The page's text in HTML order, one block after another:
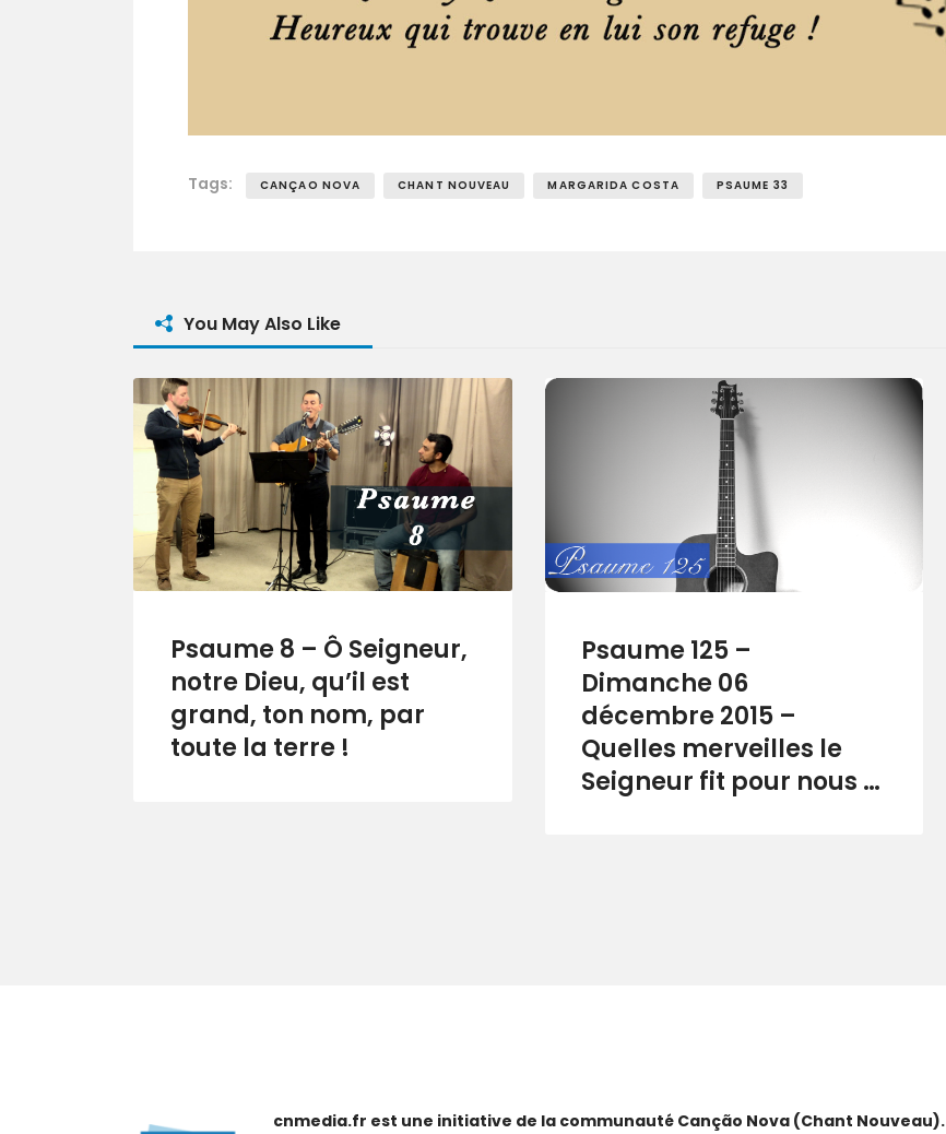
Tags: CANÇAO NOVA CHANT NOUVEAU MARGARIDA COSTA PSAUME 33
You May Also Like
Psaume 8 – Ô Seigneur,
notre Dieu, qu’il est
grand, ton nom, par
toute la terre !
Psaume 125 –
Dimanche 06
décembre 2015 –
Quelles merveilles le
Seigneur fit pour nous …
cnmedia.fr est une initiative de la communauté Canção Nova (Chant Nouveau).